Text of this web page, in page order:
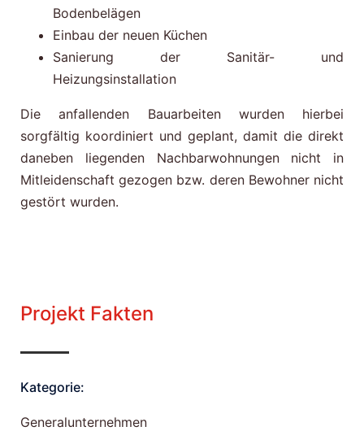
Bodenbelägen
Einbau der neuen Küchen
Sanierung der Sanitär- und
Heizungsinstallation
Die anfallenden Bauarbeiten wurden hierbei
sorgfältig koordiniert und geplant, damit die direkt
daneben liegenden Nachbarwohnungen nicht in
Mitleidenschaft gezogen bzw. deren Bewohner nicht
gestört wurden.
Projekt Fakten
Kategorie:
Generalunternehmen